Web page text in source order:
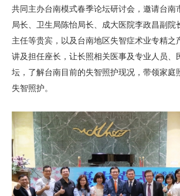
共同主办台南模式春季论坛研讨会，邀请台南
局长、卫生局陈怡局长、成大医院李政昌副院
主任等贵宾，以及台南地区失智症术业专精之
讲及担任座长，让长照相关医事及专业人员、
坛，了解台南目前的失智照护现况，带领家庭
失智照护。